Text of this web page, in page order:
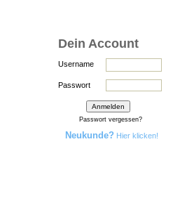
Dein Account
Username
Passwort
Passwort vergessen?
Neukunde? Hier klicken!